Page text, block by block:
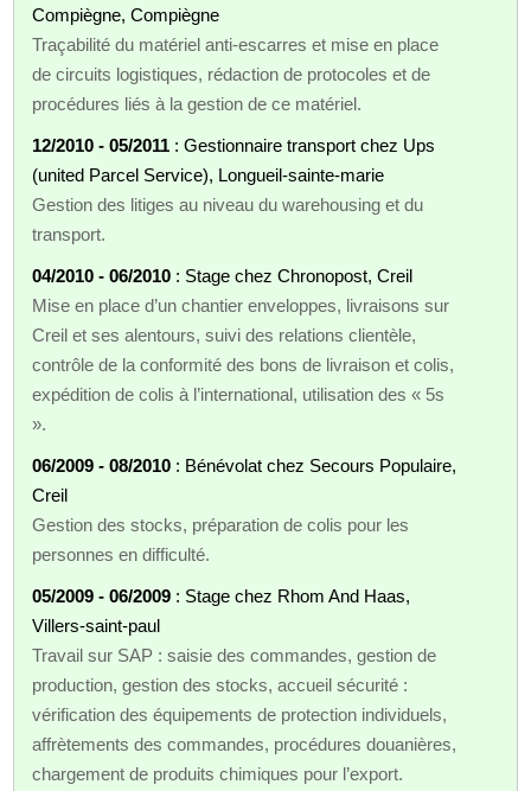
Compiègne, Compiègne
Traçabilité du matériel anti-escarres et mise en place
de circuits logistiques, rédaction de protocoles et de
procédures liés à la gestion de ce matériel.
12/2010 - 05/2011 : Gestionnaire transport chez Ups
(united Parcel Service), Longueil-sainte-marie
Gestion des litiges au niveau du warehousing et du
transport.
04/2010 - 06/2010 : Stage chez Chronopost, Creil
Mise en place d’un chantier enveloppes, livraisons sur
Creil et ses alentours, suivi des relations clientèle,
contrôle de la conformité des bons de livraison et colis,
expédition de colis à l’international, utilisation des « 5s
».
06/2009 - 08/2010 : Bénévolat chez Secours Populaire,
Creil
Gestion des stocks, préparation de colis pour les
personnes en difficulté.
05/2009 - 06/2009 : Stage chez Rhom And Haas,
Villers-saint-paul
Travail sur SAP : saisie des commandes, gestion de
production, gestion des stocks, accueil sécurité :
vérification des équipements de protection individuels,
affrètements des commandes, procédures douanières,
chargement de produits chimiques pour l’export.